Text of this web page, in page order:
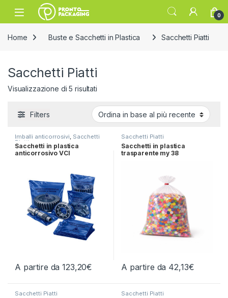
Skip to navigation
Skip to content
Open 0
Home Buste e Sacchetti in Plastica Sacchetti Piatti
Sacchetti Piatti
Visualizzazione di 5 risultatiOrdina in base al più recente
Filters
Imballi anticorrosivi, Sacchetti
Piatti
Sacchetti in plastica
anticorrosivo VCI
A partire da123,20€
Questo prodotto ha più varianti. Le opzioni possono essere
Sacchetti Piatti
Sacchetti in plastica
trasparente my 38
A partire da 42,13€
Questo prodotto ha più
Sacchetti Piatti Sacchetti Piatti